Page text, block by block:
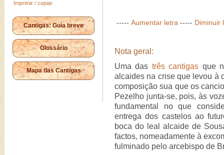
Imprimir / copiar
Cantigas: Guia breve
Glossário
Mapa das Cantigas
----- Aumentar letra ----- Diminuir
Nota geral:
Uma das três cantigas que
alcaides na crise que levou à
composição sua que os
Pezelho junta-se, pois, às
fundamental no que
entrega dos castelos ao
boca do leal alcaide de
factos, nomeadamente à
fulminado pelo arcebispo de